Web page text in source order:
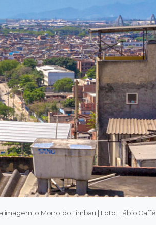
imagem, o Morro do Timbau | Foto: Fábio Caffé